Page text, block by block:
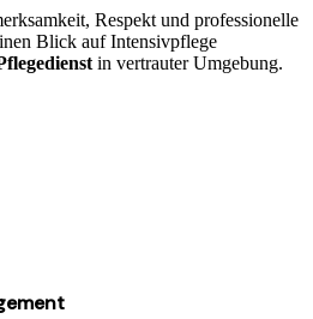
Respekt und professionelle
Blick auf Intensivpflege
in vertrauter Umgebung.